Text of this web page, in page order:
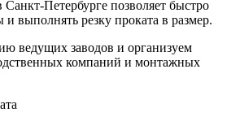
Петербурге позволяет быстро
и выполнять резку проката в размер.
ведущих заводов и организуем
компаний и монтажных